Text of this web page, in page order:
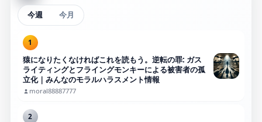
今週 今月
1
猿になりたくなければこれを読もう。逆転の罪: ガス
ライティングとフライングモンキーによる被害者の孤
立化｜みんなのモラルハラスメント情報
moral88887777
2